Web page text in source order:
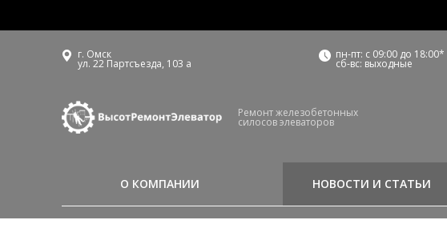
г. Омск
ул. 22 Партсъезда, 103 а
пн-пт: с 09:00 до 18:00*
сб-вс: выходные
Ремонт железобетонных
силосов элеваторов
О КОМПАНИИ НОВОСТИ И СТАТЬИ